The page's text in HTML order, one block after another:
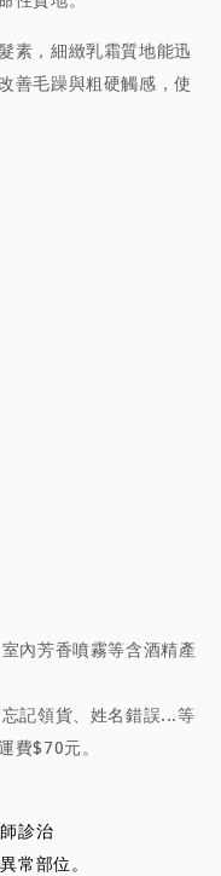
素，細緻乳霜質地能迅
善毛躁與粗硬觸感，使
內芳香噴霧等含酒精產
記領貨、姓名錯誤...等
費$70元。
診治
常部位。